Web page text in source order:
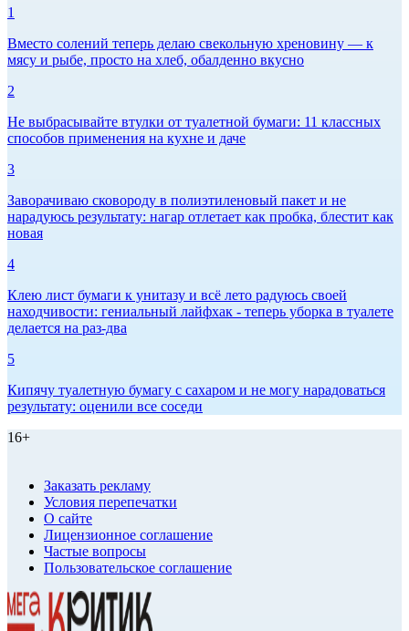
1
Вместо солений теперь делаю свекольную хреновину — к
мясу и рыбе, просто на хлеб, обалденно вкусно
2
Не выбрасывайте втулки от туалетной бумаги: 11 классных
способов применения на кухне и даче
3
Заворачиваю сковороду в полиэтиленовый пакет и не
нарадуюсь результату: нагар отлетает как пробка, блестит как
новая
4
Клею лист бумаги к унитазу и всё лето радуюсь своей
находчивости: гениальный лайфхак - теперь уборка в туалете
делается на раз-два
5
Кипячу туалетную бумагу с сахаром и не могу нарадоваться
результату: оценили все соседи
16+
Заказать рекламу
Условия перепечатки
О сайте
Лицензионное соглашение
Частые вопросы
Пользовательское соглашение